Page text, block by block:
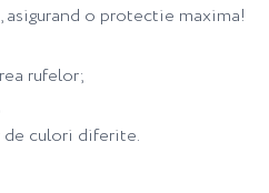
asigurand o protectie maxima!
rufelor;
de culori diferite.